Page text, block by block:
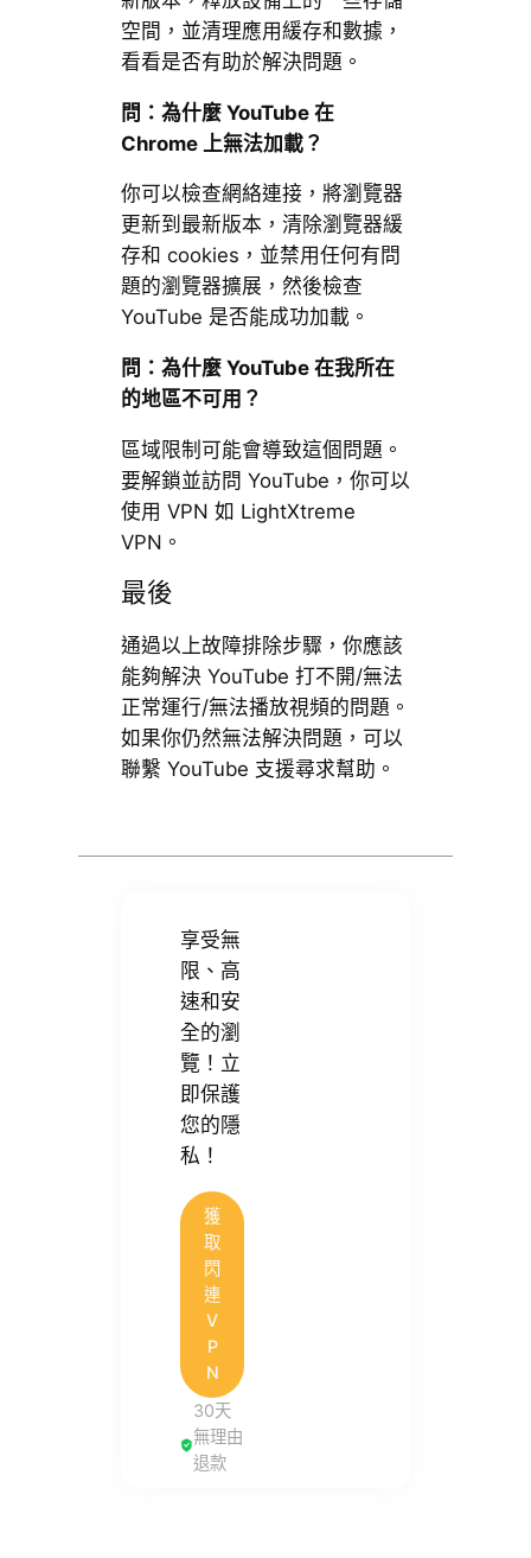
空間，並清理應用緩存和數據，
看看是否有助於解決問題。
問：為什麼 YouTube 在
Chrome 上無法加載？
你可以檢查網絡連接，將瀏覽器
更新到最新版本，清除瀏覽器緩
存和 cookies，並禁用任何有問
題的瀏覽器擴展，然後檢查
YouTube 是否能成功加載。
問：為什麼 YouTube 在我所在
的地區不可用？
區域限制可能會導致這個問題。
要解鎖並訪問 YouTube，你可以
使用 VPN 如 LightXtreme
VPN。
最後
通過以上故障排除步驟，你應該
能夠解決 YouTube 打不開/無法
正常運行/無法播放視頻的問題。
如果你仍然無法解決問題，可以
聯繫 YouTube 支援尋求幫助。
享受無
限、高
速和安
全的瀏
覽！立
即保護
您的隱
私！
獲
取
閃
連
V
P
N
30天
無理由
退款